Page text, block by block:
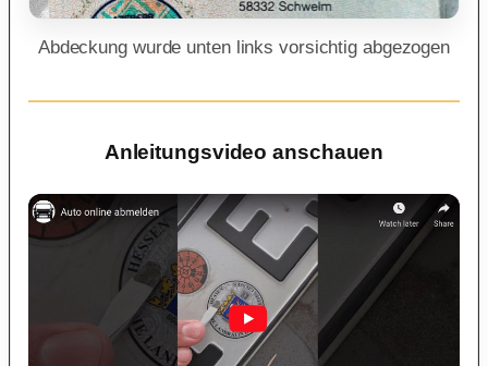
Abdeckung wurde unten links vorsichtig abgezogen
Anleitungsvideo anschauen